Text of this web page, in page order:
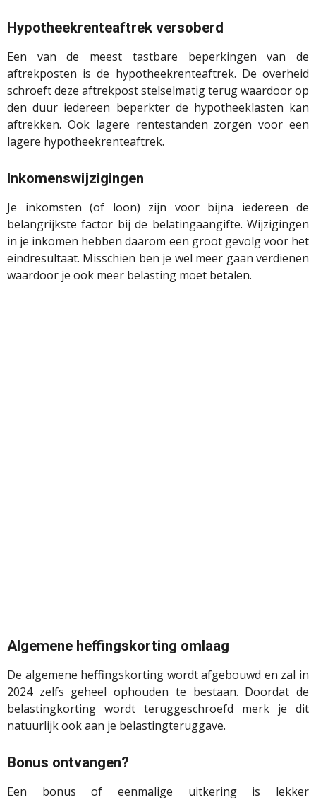
Hypotheekrenteaftrek versoberd
Een van de meest tastbare beperkingen van de
aftrekposten is de hypotheekrenteaftrek. De overheid
schroeft deze aftrekpost stelselmatig terug waardoor op
den duur iedereen beperkter de hypotheeklasten kan
aftrekken. Ook lagere rentestanden zorgen voor een
lagere hypotheekrenteaftrek.
Inkomenswijzigingen
Je inkomsten (of loon) zijn voor bijna iedereen de
belangrijkste factor bij de belatingaangifte. Wijzigingen
in je inkomen hebben daarom een groot gevolg voor het
eindresultaat. Misschien ben je wel meer gaan verdienen
waardoor je ook meer belasting moet betalen.
Algemene heffingskorting omlaag
De algemene heffingskorting wordt afgebouwd en zal in
2024 zelfs geheel ophouden te bestaan. Doordat de
belastingkorting wordt teruggeschroefd merk je dit
natuurlijk ook aan je belastingteruggave.
Bonus ontvangen?
Een bonus of eenmalige uitkering is lekker